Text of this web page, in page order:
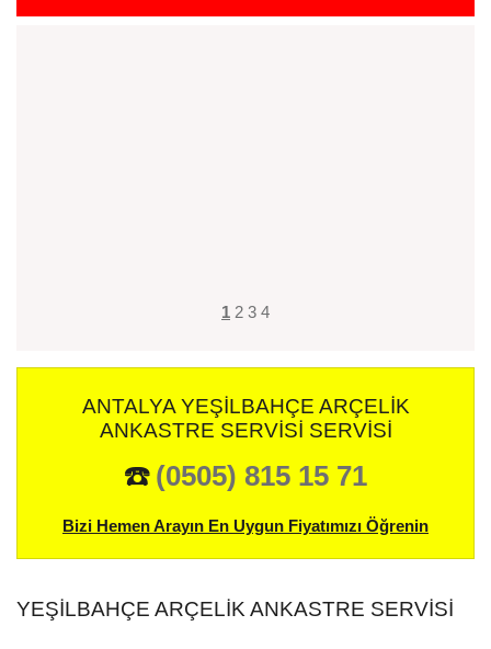
1 2 3 4
ANTALYA YEŞILBAHÇE ARÇELIK
ANKASTRE SERVISI SERVISI
☎️ (0505) 815 15 71
Bizi Hemen Arayın En Uygun Fiyatımızı Öğrenin
YEŞILBAHÇE ARÇELIK ANKASTRE SERVISI